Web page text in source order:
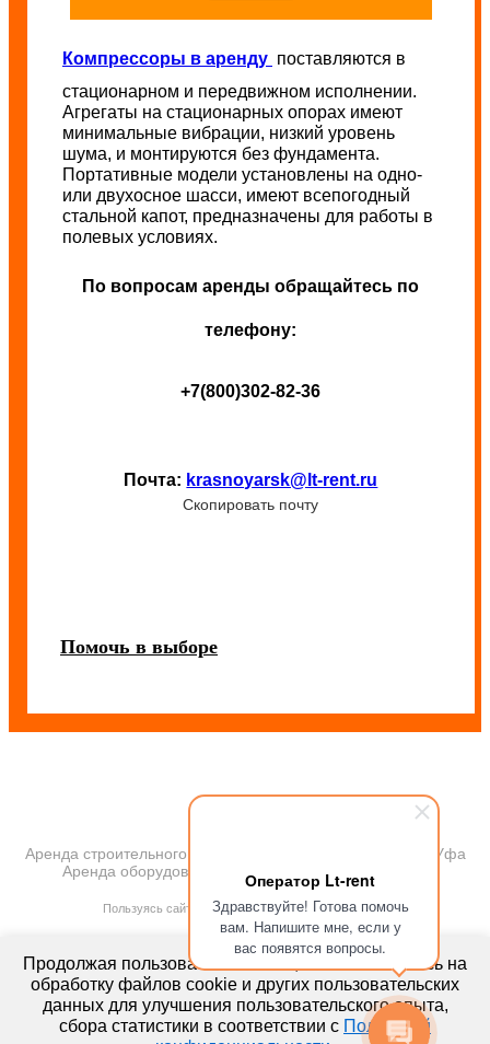
Оператор Lt-rent
Здравствуйте! Готова помочь
вам. Напишите мне, если у
вас появятся вопросы.
Компрессоры в аренду поставляются в
стационарном и передвижном исполнении.
Агрегаты на стационарных опорах имеют
минимальные вибрации, низкий уровень
шума, и монтируются без фундамента.
Портативные модели установлены на одно-
или двухосное шасси, имеют всепогодный
стальной капот, предназначены для работы в
полевых условиях.
По вопросам аренды обращайтесь по
телефону:
+7(800)302-82-36
Почта: krasnoyarsk@lt-rent.ru
Скопировать почту
Помочь в выборе
Аренда строительного и промышленного оборудования Уфа
Аренда оборудования 2018. Все права защищены
ПОЛИТИКА КОНФИДЕНЦИАЛЬНОСТИ
Пользуясь сайтом, Вы автоматически принимаете
ПРАВИЛА ПЕРЕДАЧИ И ОБРАБОТКИ ПЕРСОНАЛЬНЫХ ДАННЫХ
lt-rent.ru
Аренда оборудования
г. Красноярск
Продолжая пользоваться сайтом, вы соглашаетесь на
обработку файлов cookie и других пользовательских
данных для улучшения пользовательского опыта,
сбора статистики в соответствии с Политикой